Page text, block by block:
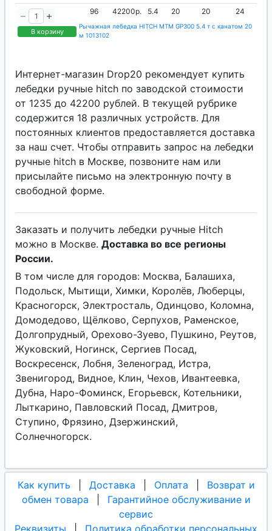
В корзину
96 42200р. 5.4 20 20 24
Рычажная лебедка HITCH МТМ GP300 5.4 т с канатом 20
м 1013102
Интернет-магазин Drop20 рекомендует купить
лебедки ручные hitch по заводской стоимости
от 1235 до 42200 рублей. В текущей рубрике
содержится 18 различных устройств. Для
постоянных клиентов предоставляется доставка
за наш счет. Чтобы отправить запрос на лебедки
ручные hitch в Москве, позвоните нам или
присылайте письмо на электронную почту в
свободной форме.
Заказать и получить лебедки ручные Hitch
можно в Москве. Доставка во все регионы
России.
В том числе для городов: Москва, Балашиха,
Подольск, Мытищи, Химки, Королёв, Люберцы,
Красногорск, Электросталь, Одинцово, Коломна,
Домодедово, Щёлково, Серпухов, Раменское,
Долгопрудный, Орехово-Зуево, Пушкино, Реутов,
Жуковский, Ногинск, Сергиев Посад,
Воскресенск, Лобня, Зеленоград, Истра,
Звенигород, Видное, Клин, Чехов, Ивантеевка,
Дубна, Наро-Фоминск, Егорьевск, Котельники,
Лыткарино, Павловский Посад, Дмитров,
Ступино, Фрязино, Дзержинский,
Солнечногорск.
Как купить Доставка Оплата
Возврат и
обмен товара
Гарантийное обслуживание и
сервис
Реквизиты
Политика обработки персональных